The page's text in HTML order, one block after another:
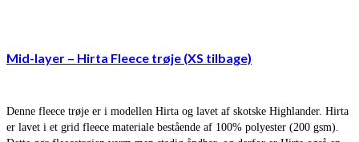
Mid-layer – Hirta Fleece trøje (XS tilbage)
Denne fleece trøje er i modellen Hirta og lavet af skotske Highlander. Hirta
er lavet i et grid fleece materiale bestående af 100% polyester (200 gsm).